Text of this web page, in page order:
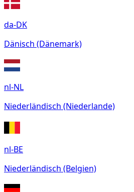
da-DK
Dänisch (Dänemark)
nl-NL
Niederländisch (Niederlande)
nl-BE
Niederländisch (Belgien)